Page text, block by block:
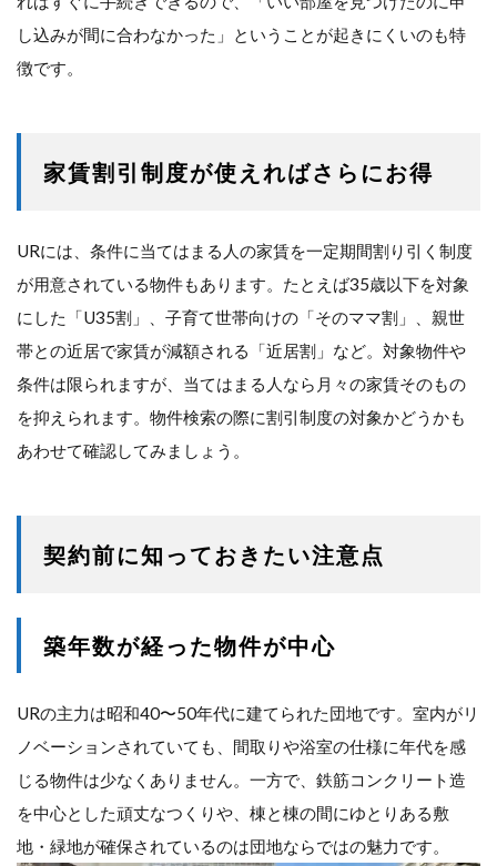
し込みが間に合わなかった」ということが起きにくいのも特
徴です。
家賃割引制度が使えればさらにお得
URには、条件に当てはまる人の家賃を一定期間割り引く制度
が用意されている物件もあります。たとえば35歳以下を対象
にした「U35割」、子育て世帯向けの「そのママ割」、親世
帯との近居で家賃が減額される「近居割」など。対象物件や
条件は限られますが、当てはまる人なら月々の家賃そのもの
を抑えられます。物件検索の際に割引制度の対象かどうかも
あわせて確認してみましょう。
契約前に知っておきたい注意点
築年数が経った物件が中心
URの主力は昭和40〜50年代に建てられた団地です。室内がリ
ノベーションされていても、間取りや浴室の仕様に年代を感
じる物件は少なくありません。一方で、鉄筋コンクリート造
を中心とした頑丈なつくりや、棟と棟の間にゆとりある敷
地・緑地が確保されているのは団地ならではの魅力です。